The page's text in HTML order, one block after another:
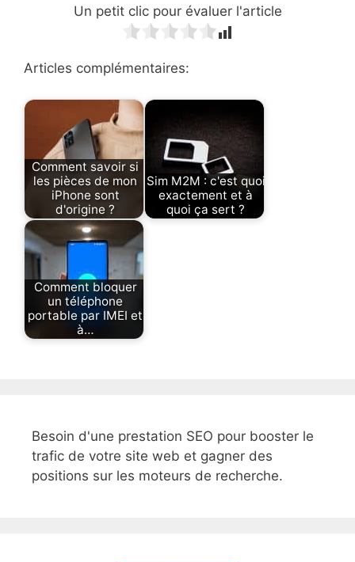
Un petit clic pour évaluer l'article
Articles complémentaires:
Comment savoir si
les pièces de mon
iPhone sont
d'origine ?
Sim M2M : c'est quoi
exactement et à
quoi ça sert ?
Comment bloquer
un téléphone
portable par IMEI et
à…
Besoin d'une prestation SEO pour booster le
trafic de votre site web et gagner des
positions sur les moteurs de recherche.